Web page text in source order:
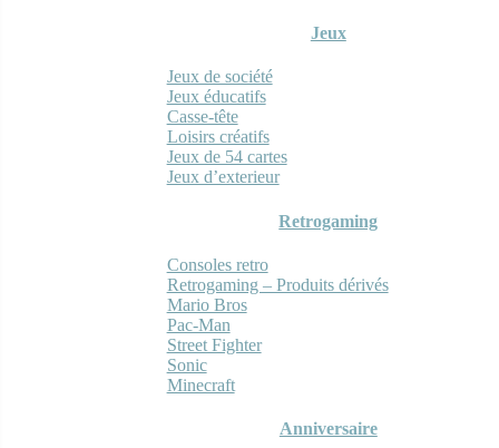
Jeux
Jeux de société
Jeux éducatifs
Casse-tête
Loisirs créatifs
Jeux de 54 cartes
Jeux d’exterieur
Retrogaming
Consoles retro
Retrogaming – Produits dérivés
Mario Bros
Pac-Man
Street Fighter
Sonic
Minecraft
Anniversaire